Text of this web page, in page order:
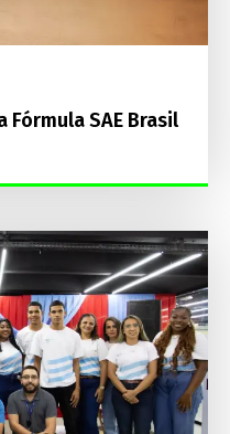
SAE Brasil